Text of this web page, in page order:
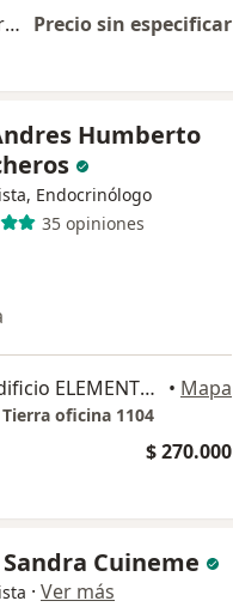
Balón Intragástrico para reducción de peso Precio sin especificar
Humberto
Endocrinólogo
35 opiniones
Av Calle 26 No 69- 76 Edificio ELEMENTO Torre Tierra oficina 1104, Bogotá • Mapa
Tierra oficina 1104
$ 270.000
Cuineme
· Ver más